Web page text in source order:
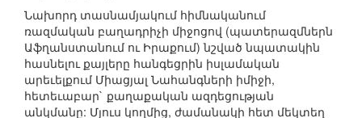
Նախորդ տասնամյակում հիմնականում
ռազմական բաղադրիչի միջոցով (պատերազմներն
Աֆղանստանում ու Իրաքում) նշված նպատակին
հասնելու քայլերը հանգեցրին իսլամական
արեւելքում Միացյալ Նահանգների իմիջի,
հետեւաբար` քաղաքական ազդեցության
անկմանը: Մյուս կողմից, ժամանակի հետ մեկտեղ